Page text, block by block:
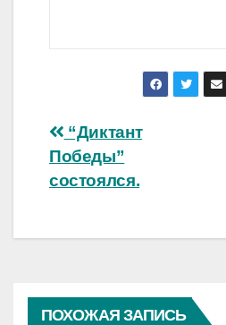
Навигация
по
“Диктант
Победы”
состоялся.
ПОХОЖАЯ ЗАПИСЬ